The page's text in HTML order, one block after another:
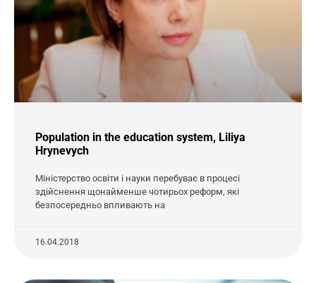
Population in the education system, Liliya
Hrynevych
Міністерство освіти і науки перебуває в процесі
здійснення щонайменше чотирьох реформ, які
безпосередньо впливають на
16.04.2018